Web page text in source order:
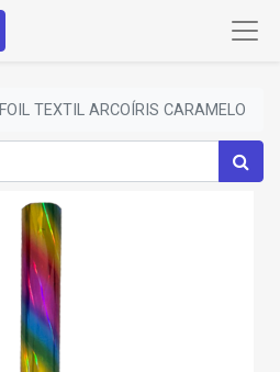
FOIL TEXTIL ARCOÍRIS CARAMELO